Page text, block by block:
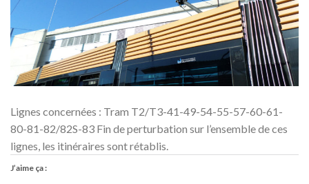
Lignes concernées : Tram T2/T3-41-49-54-55-57-60-61-
80-81-82/82S-83 Fin de perturbation sur l’ensemble de ces
lignes, les itinéraires sont rétablis.
J’aime ça :